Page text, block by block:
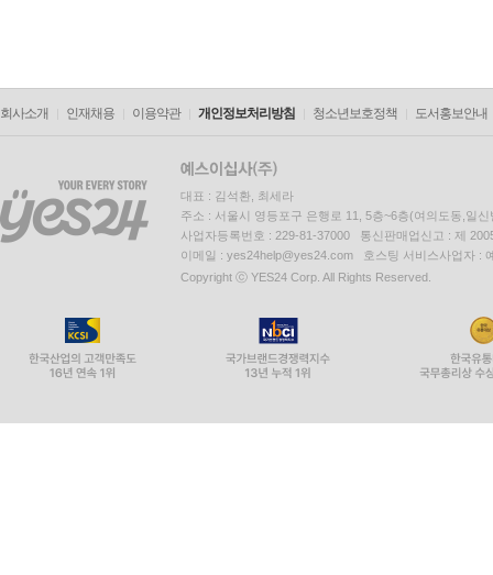
회사소개 인재채용 이용약관 개인정보처리방침 청소년보호정책 도서홍보안내
대표 : 김석환, 최세라
주소 : 서울시 영등포구 은행로 11, 5층~6층(여의도동,일신
사업자등록번호 : 229-81-37000 통신판매업신고 : 제
이메일 : yes24help@yes24.com 호스팅 서비스사업자 :
Copyright ⓒ YES24 Corp. All Rights Reserved.